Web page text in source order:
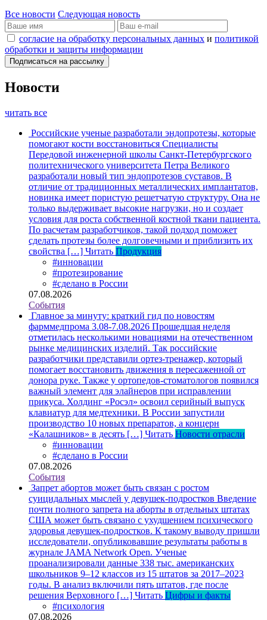
Все новости Следующая новость
согласие на обработку персональных данных и политикой
обработки и защиты информации
Новости
читать все
Российские ученые разработали эндопротезы, которые
помогают кости восстановиться Специалисты
Передовой инженерной школы Санкт-Петербургского
политехнического университета Петра Великого
разработали новый тип эндопротезов суставов. В
отличие от традиционных металлических имплантатов,
новинка имеет пористую решетчатую структуру. Она не
только выдерживает высокие нагрузки, но и создает
условия для роста собственной костной ткани пациента.
По расчетам разработчиков, такой подход поможет
сделать протезы более долговечными и приблизить их
свойства […] Читать Продукция
#инновации
#протезирование
#сделано в России
07.08.2026
События
Главное за минуту: краткий гид по новостям
фарммедпрома 3.08-7.08.2026 Прошедшая неделя
отметилась несколькими новациями на отечественном
рынке медицинских изделий. Так российские
разработчики представили ортез-тренажер, который
помогает восстановить движения в пересаженной от
донора руке. Также у ортопедов-стоматологов появился
важный элемент для элайнеров при исправлении
прикуса. Холдинг «Росэл» освоил серийный выпуск
клавиатур для медтехники. В России запустили
производство 10 новых препаратов, а концерн
«Калашников» в десять […] Читать Новости отрасли
#инновации
#сделано в России
07.08.2026
События
Запрет абортов может быть связан с ростом
суицидальных мыслей у девушек-подростков Введение
почти полного запрета на аборты в отдельных штатах
США может быть связано с ухудшением психического
здоровья девушек-подростков. К такому выводу пришли
исследователи, опубликовавшие результаты работы в
журнале JAMA Network Open. Ученые
проанализировали данные 338 тыс. американских
школьников 9–12 классов из 15 штатов за 2017–2023
годы. В анализ включили пять штатов, где после
решения Верховного […] Читать Цифры и факты
#психология
07.08.2026